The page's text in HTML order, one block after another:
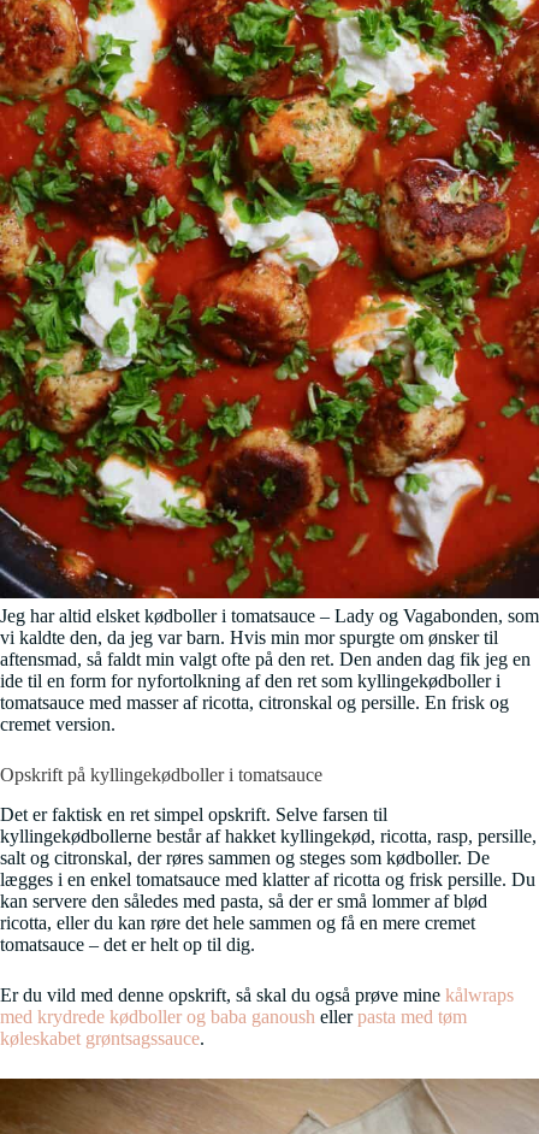
Jeg har altid elsket kødboller i tomatsauce – Lady og Vagabonden, som
vi kaldte den, da jeg var barn. Hvis min mor spurgte om ønsker til
aftensmad, så faldt min valgt ofte på den ret. Den anden dag fik jeg en
ide til en form for nyfortolkning af den ret som kyllingekødboller i
tomatsauce med masser af ricotta, citronskal og persille. En frisk og
cremet version.
Opskrift på kyllingekødboller i tomatsauce
Det er faktisk en ret simpel opskrift. Selve farsen til
kyllingekødbollerne består af hakket kyllingekød, ricotta, rasp, persille,
salt og citronskal, der røres sammen og steges som kødboller. De
lægges i en enkel tomatsauce med klatter af ricotta og frisk persille. Du
kan servere den således med pasta, så der er små lommer af blød
ricotta, eller du kan røre det hele sammen og få en mere cremet
tomatsauce – det er helt op til dig.
Er du vild med denne opskrift, så skal du også prøve mine kålwraps
med krydrede kødboller og baba ganoush ellerpasta med tøm
køleskabet grøntsagssauce.